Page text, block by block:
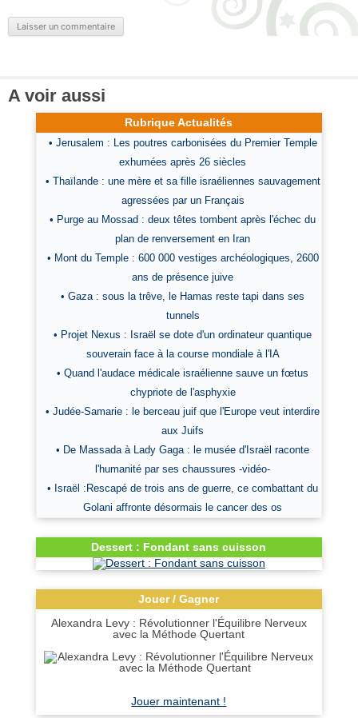
A voir aussi
Rubrique Actualités
• Jerusalem : Les poutres carbonisées du Premier Temple
exhumées après 26 siècles
• Thaïlande : une mère et sa fille israéliennes sauvagement
agressées par un Français
• Purge au Mossad : deux têtes tombent après l'échec du
plan de renversement en Iran
• Mont du Temple : 600 000 vestiges archéologiques, 2600
ans de présence juive
• Gaza : sous la trêve, le Hamas reste tapi dans ses
tunnels
• Projet Nexus : Israël se dote d'un ordinateur quantique
souverain face à la course mondiale à l'IA
• Quand l'audace médicale israélienne sauve un fœtus
chypriote de l'asphyxie
• Judée-Samarie : le berceau juif que l'Europe veut interdire
aux Juifs
• De Massada à Lady Gaga : le musée d'Israël raconte
l'humanité par ses chaussures -vidéo-
• Israël :Rescapé de trois ans de guerre, ce combattant du
Golani affronte désormais le cancer des os
Dessert : Fondant sans cuisson
Jouer / Gagner
Alexandra Levy : Révolutionner l'Équilibre Nerveux
avec la Méthode Quertant
Jouer maintenant !